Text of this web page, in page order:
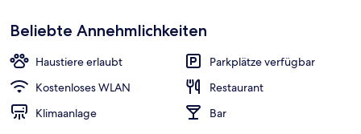
Beliebte Annehmlichkeiten
Haustiere erlaubt
Parkplätze verfügbar
Kostenloses WLAN
Restaurant
Klimaanlage
Bar